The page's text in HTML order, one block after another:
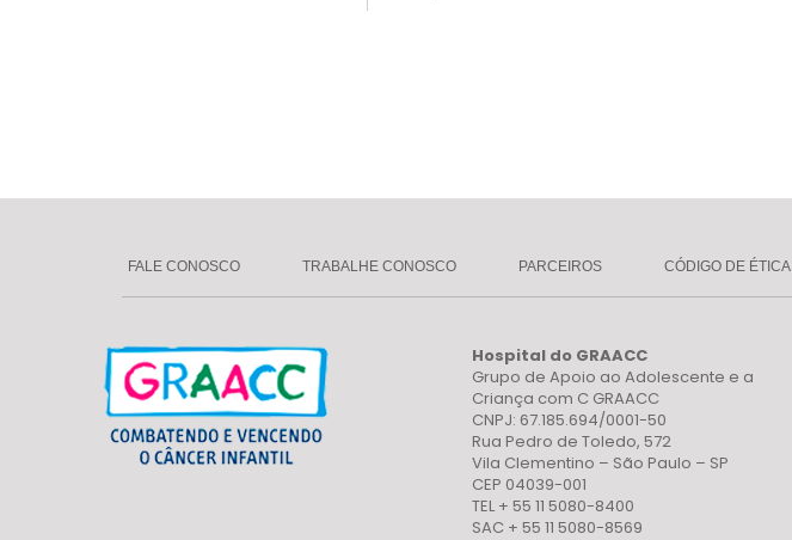
FALE CONOSCO TRABALHE CONOSCO PARCEIROS CÓDIGO DE ÉTICA
Hospital do GRAACC
Grupo de Apoio ao Adolescente e a
Criança com C GRAACC
CNPJ: 67.185.694/0001-50
Rua Pedro de Toledo, 572
Vila Clementino – São Paulo – SP
CEP 04039-001
TEL + 55 11 5080-8400
SAC + 55 11 5080-8569